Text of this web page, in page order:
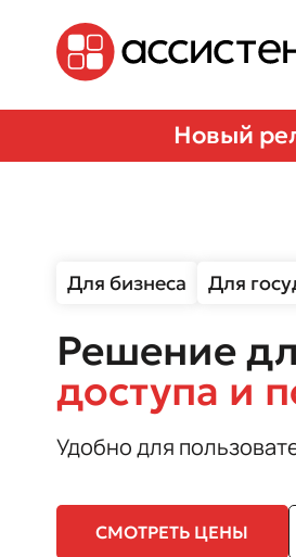
Новый
Для бизнеса Для
Решение
доступа и
Удобно для
СМОТРЕТЬ ЦЕНЫ